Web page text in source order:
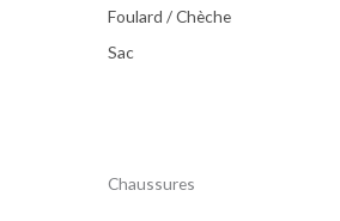
Foulard / Chèche
Sac
Chaussures